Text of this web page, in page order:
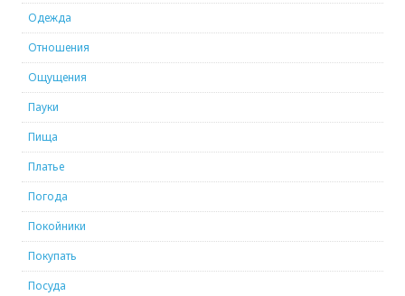
Одежда
Отношения
Ощущения
Пауки
Пища
Платье
Погода
Покойники
Покупать
Посуда